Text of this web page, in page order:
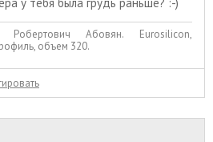
у тебя была грудь раньше? :-)
Абовян. Eurosilicon,
объем 320.